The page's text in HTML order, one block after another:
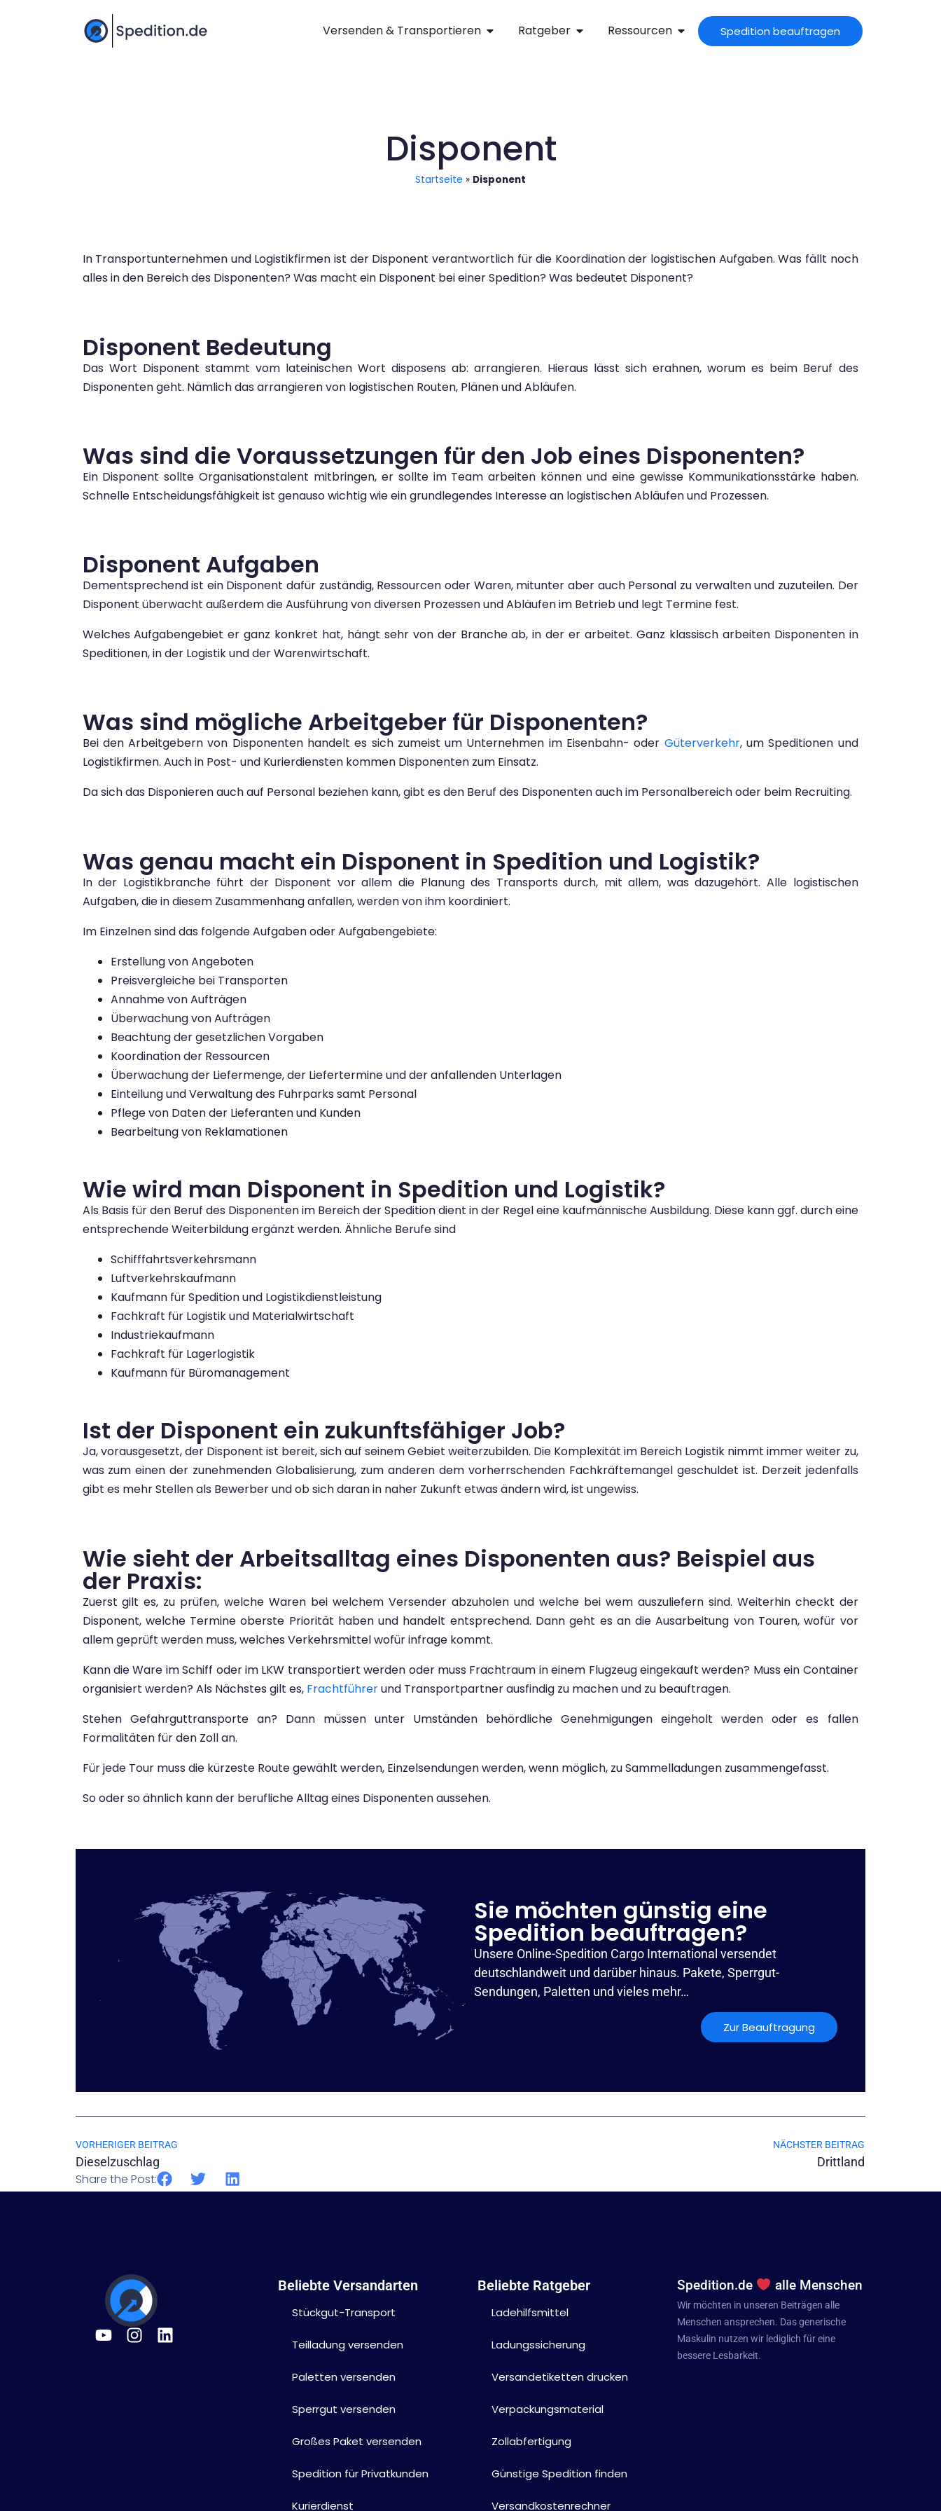
Spedition beauftragen
Versenden & Transportieren Ratgeber Ressourcen
Disponent
Startseite » Disponent
In Transportunternehmen und Logistikfirmen ist der Disponent verantwortlich für die Koordination der logistischen Aufgaben. Was fällt noch
alles in den Bereich des Disponenten? Was macht ein Disponent bei einer Spedition? Was bedeutet Disponent?
Disponent Bedeutung
Das Wort Disponent stammt vom lateinischen Wort disposens ab: arrangieren. Hieraus lässt sich erahnen, worum es beim Beruf des
Disponenten geht. Nämlich das arrangieren von logistischen Routen, Plänen und Abläufen.
Was sind die Voraussetzungen für den Job eines Disponenten?
Ein Disponent sollte Organisationstalent mitbringen, er sollte im Team arbeiten können und eine gewisse Kommunikationsstärke haben.
Schnelle Entscheidungsfähigkeit ist genauso wichtig wie ein grundlegendes Interesse an logistischen Abläufen und Prozessen.
Disponent Aufgaben
Dementsprechend ist ein Disponent dafür zuständig, Ressourcen oder Waren, mitunter aber auch Personal zu verwalten und zuzuteilen. Der
Disponent überwacht außerdem die Ausführung von diversen Prozessen und Abläufen im Betrieb und legt Termine fest.
Welches Aufgabengebiet er ganz konkret hat, hängt sehr von der Branche ab, in der er arbeitet. Ganz klassisch arbeiten Disponenten in
Speditionen, in der Logistik und der Warenwirtschaft.
Was sind mögliche Arbeitgeber für Disponenten?
Bei den Arbeitgebern von Disponenten handelt es sich zumeist um Unternehmen im Eisenbahn- oder Güterverkehr, um Speditionen und
Logistikfirmen. Auch in Post- und Kurierdiensten kommen Disponenten zum Einsatz.
Da sich das Disponieren auch auf Personal beziehen kann, gibt es den Beruf des Disponenten auch im Personalbereich oder beim Recruiting.
Was genau macht ein Disponent in Spedition und Logistik?
In der Logistikbranche führt der Disponent vor allem die Planung des Transports durch, mit allem, was dazugehört. Alle logistischen
Aufgaben, die in diesem Zusammenhang anfallen, werden von ihm koordiniert.
Im Einzelnen sind das folgende Aufgaben oder Aufgabengebiete:
Erstellung von Angeboten
Preisvergleiche bei Transporten
Annahme von Aufträgen
Überwachung von Aufträgen
Beachtung der gesetzlichen Vorgaben
Koordination der Ressourcen
Überwachung der Liefermenge, der Liefertermine und der anfallenden Unterlagen
Einteilung und Verwaltung des Fuhrparks samt Personal
Pflege von Daten der Lieferanten und Kunden
Bearbeitung von Reklamationen
Wie wird man Disponent in Spedition und Logistik?
Als Basis für den Beruf des Disponenten im Bereich der Spedition dient in der Regel eine kaufmännische Ausbildung. Diese kann ggf. durch eine
entsprechende Weiterbildung ergänzt werden. Ähnliche Berufe sind
Schifffahrtsverkehrsmann
Luftverkehrskaufmann
Kaufmann für Spedition und Logistikdienstleistung
Fachkraft für Logistik und Materialwirtschaft
Industriekaufmann
Fachkraft für Lagerlogistik
Kaufmann für Büromanagement
Ist der Disponent ein zukunftsfähiger Job?
Ja, vorausgesetzt, der Disponent ist bereit, sich auf seinem Gebiet weiterzubilden. Die Komplexität im Bereich Logistik nimmt immer weiter zu,
was zum einen der zunehmenden Globalisierung, zum anderen dem vorherrschenden Fachkräftemangel geschuldet ist. Derzeit jedenfalls
gibt es mehr Stellen als Bewerber und ob sich daran in naher Zukunft etwas ändern wird, ist ungewiss.
Wie sieht der Arbeitsalltag eines Disponenten aus? Beispiel aus
der Praxis:
Zuerst gilt es, zu prüfen, welche Waren bei welchem Versender abzuholen und welche bei wem auszuliefern sind. Weiterhin checkt der
Disponent, welche Termine oberste Priorität haben und handelt entsprechend. Dann geht es an die Ausarbeitung von Touren, wofür vor
allem geprüft werden muss, welches Verkehrsmittel wofür infrage kommt.
Kann die Ware im Schiff oder im LKW transportiert werden oder muss Frachtraum in einem Flugzeug eingekauft werden? Muss ein Container
organisiert werden? Als Nächstes gilt es, Frachtführerund Transportpartner ausfindig zu machen und zu beauftragen.
Stehen Gefahrguttransporte an? Dann müssen unter Umständen behördliche Genehmigungen eingeholt werden oder es fallen
Formalitäten für den Zoll an.
Für jede Tour muss die kürzeste Route gewählt werden, Einzelsendungen werden, wenn möglich, zu Sammelladungen zusammengefasst.
So oder so ähnlich kann der berufliche Alltag eines Disponenten aussehen.
Sie möchten günstig eine
Spedition beauftragen?
Unsere Online-Spedition Cargo International versendet
deutschlandweit und darüber hinaus. Pakete, Sperrgut-
Sendungen, Paletten und vieles mehr…
Zur Beauftragung
VORHERIGER BEITRAG
Dieselzuschlag
NÄCHSTER BEITRAG
Drittland
Share the Post:
Beliebte Versandarten
Stückgut-Transport
Teilladung versenden
Paletten versenden
Sperrgut versenden
Großes Paket versenden
Spedition für Privatkunden
Kurierdienst
Beliebte Ratgeber
Ladehilfsmittel
Ladungssicherung
Versandetiketten drucken
Verpackungsmaterial
Zollabfertigung
Günstige Spedition finden
Versandkostenrechner
Spedition.de alle Menschen
Wir möchten in unseren Beiträgen alle
Menschen ansprechen. Das generische
Maskulin nutzen wir lediglich für eine
bessere Lesbarkeit.